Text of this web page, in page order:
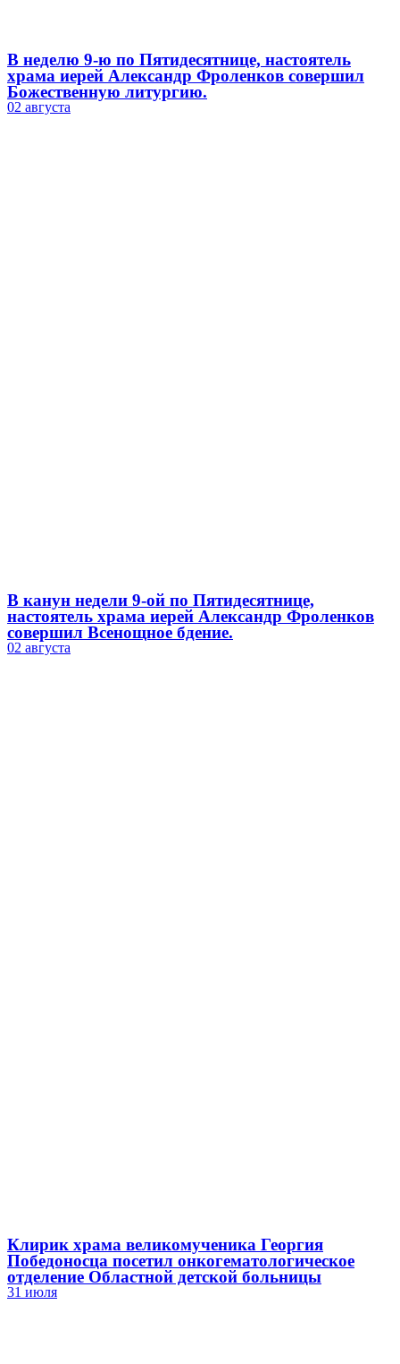
В неделю 9-ю по Пятидесятнице, настоятель
храма иерей Александр Фроленков совершил
Божественную литургию.
02 августа
В канун недели 9-ой по Пятидесятнице,
настоятель храма иерей Александр Фроленков
совершил Всенощное бдение.
02 августа
Клирик храма великомученика Георгия
Победоносца посетил онкогематологическое
отделение Областной детской больницы
31 июля